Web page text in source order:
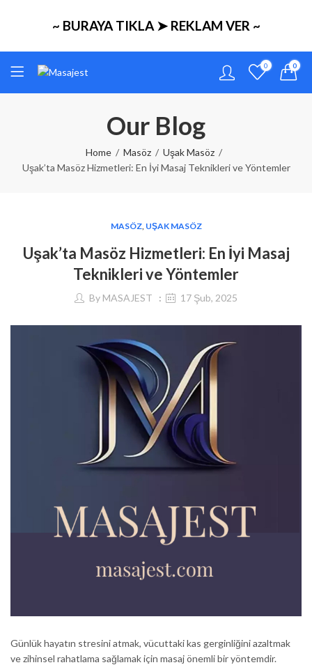
~ BURAYA TIKLA ➤ REKLAM VER ~
0 0
Our Blog
Home Masöz
Uşak Masöz
Uşak’ta Masöz Hizmetleri: En İyi Masaj Teknikleri ve Yöntemler
MASÖZ, UŞAK MASÖZ
Uşak’ta Masöz Hizmetleri: En İyi Masaj
Teknikleri ve Yöntemler
By MASAJEST 17 Şub, 2025
Günlük hayatın stresini atmak, vücuttaki kas gerginliğini azaltmak
ve zihinsel rahatlama sağlamak için masaj önemli bir yöntemdir.